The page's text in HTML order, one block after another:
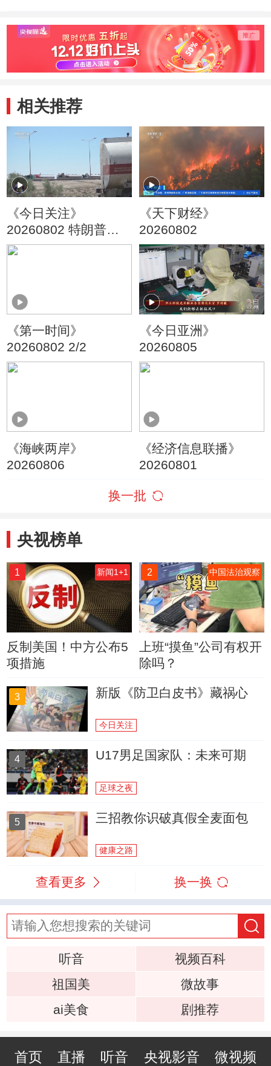
相关推荐
《今日关注》
20260802 特朗普叫
停“最大规模”打击 伊
《天下财经》
20260802
《第一时间》
20260802 2/2
《今日亚洲》
20260805
《海峡两岸》
20260806
《经济信息联播》
20260801
换一批
央视榜单
1 新闻1+1
反制美国！中方公布5
项措施
2 中国法治观察
上班“摸鱼”公司有权开
除吗？
3 新版《防卫白皮书》藏祸心
今日关注
4 U17男足国家队：未来可期
足球之夜
5 三招教你识破真假全麦面包
健康之路
查看更多 换一换
听音
视频百科
祖国美
微故事
ai美食
剧推荐
首页 直播 听音 央视影音 微视频